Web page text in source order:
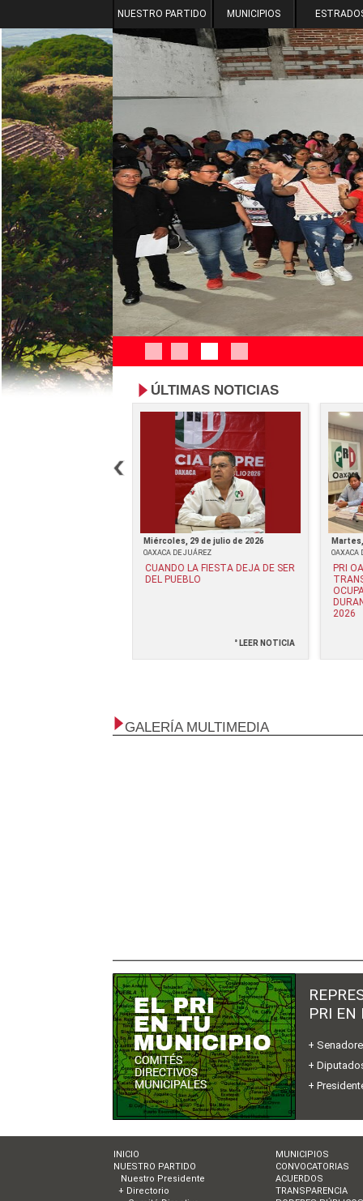
NUESTRO PARTIDO MUNICIPIOS
ÚLTIMAS NOTICIAS
Miércoles, 29 de julio de 2026
OAXACA DE JUÁREZ
CUANDO LA FIESTA DEJA DE SER
DEL PUEBLO
° LEER NOTICIA
OAXACA
PRI
2026
GALERÍA MULTIMEDIA
PRI EN
+
+
+
INICIO
NUESTRO PARTIDO
Nuestro Presidente
+ Directorio
MUNICIPIOS
CONVOCATORIAS
ACUERDOS
TRANSPARENCIA